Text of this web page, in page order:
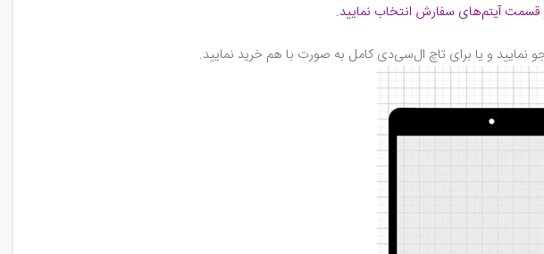
آیتم‌های سفارش انتخاب نمایید.
و یا برای تاچ ال‌سی‌دی کامل به صورت با هم خرید نمایید.